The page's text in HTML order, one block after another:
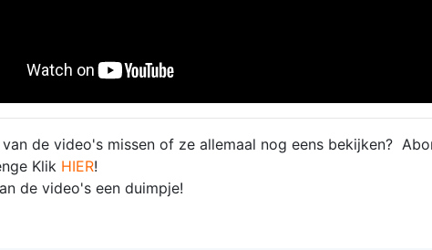
de video's missen of ze allemaal nog eens bekijken?
Klik HIER!
de video's een duimpje!